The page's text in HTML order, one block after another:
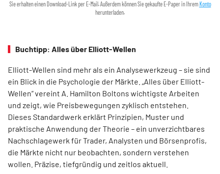
Sie erhalten einen Download-Link per E-Mail. Außerdem können Sie gekaufte E-Paper in Ihrem Konto
herunterladen.
Buchtipp: Alles über Elliott-Wellen
Elliott-Wellen sind mehr als ein Analysewerkzeug – sie sind
ein Blick in die Psychologie der Märkte. „Alles über Elliott-
Wellen“ vereint A. Hamilton Boltons wichtigste Arbeiten
und zeigt, wie Preisbewegungen zyklisch entstehen.
Dieses Standardwerk erklärt Prinzipien, Muster und
praktische Anwendung der Theorie – ein unverzichtbares
Nachschlagewerk für Trader, Analysten und Börsenprofis,
die Märkte nicht nur beobachten, sondern verstehen
wollen. Präzise, tiefgründig und zeitlos aktuell.